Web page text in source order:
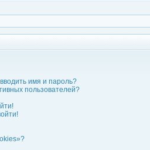
имя и пароль?
пользователей?